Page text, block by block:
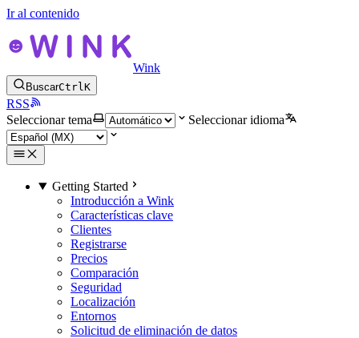
Ir al contenido
Wink
BuscarCtrlK
RSS
Seleccionar tema
Seleccionar idioma
Getting Started
Introducción a Wink
Características clave
Clientes
Registrarse
Precios
Comparación
Seguridad
Localización
Entornos
Solicitud de eliminación de datos